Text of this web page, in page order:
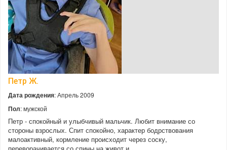
Петр Ж.
Дата рождения: Апрель 2009
Пол: мужской
Петр - спокойный и улыбчивый мальчик. Любит внимание со
стороны взрослых. Спит спокойно, характер бодрствования
малоактивный, кормление происходит через соску,